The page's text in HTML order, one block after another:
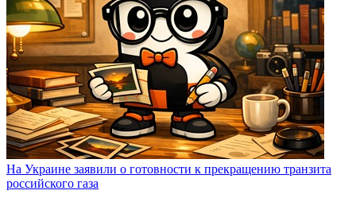
На Украине заявили о готовности к прекращению транзита
российского газа